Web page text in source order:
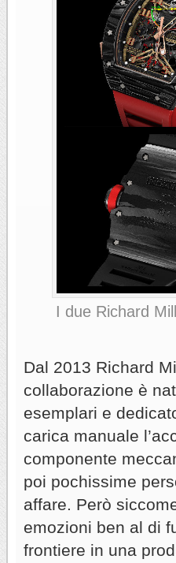
I due Richard
Dal 2013 Richard
collaborazione è
esemplari e
carica manuale
componente
poi pochissime
affare. Però
emozioni ben al di
frontiere in una